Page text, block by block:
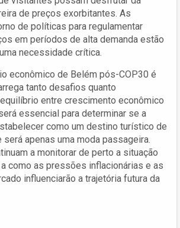
de preços exorbitantes. As
de políticas para regulamentar
em períodos de alta demanda estão
necessidade crítica.
econômico de Belém pós-COP30 é
tanto desafios quanto
entre crescimento econômico
essencial para determinar se a
como um destino turístico de
apenas uma moda passageira.
a monitorar de perto a situação
como as pressões inflacionárias e as
influenciarão a trajetória futura da